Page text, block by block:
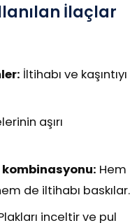
İlaçlar
İltihabı ve kaşıntıyı
aşırı
Hem
de iltihabı baskılar.
inceltir ve pul